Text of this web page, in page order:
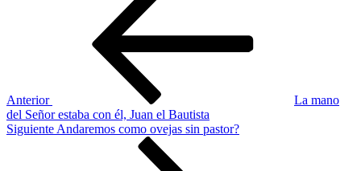
Anterior
La mano
del Señor estaba con él, Juan el Bautista
Siguiente
Siguiente Andaremos como ovejas sin pastor?